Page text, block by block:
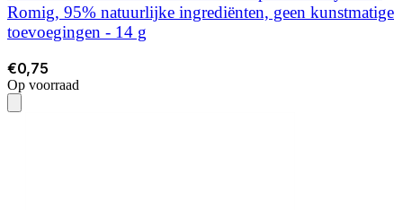
Romig, 95% natuurlijke ingrediënten, geen kunstmatige
toevoegingen - 14 g
€0,75
Op voorraad